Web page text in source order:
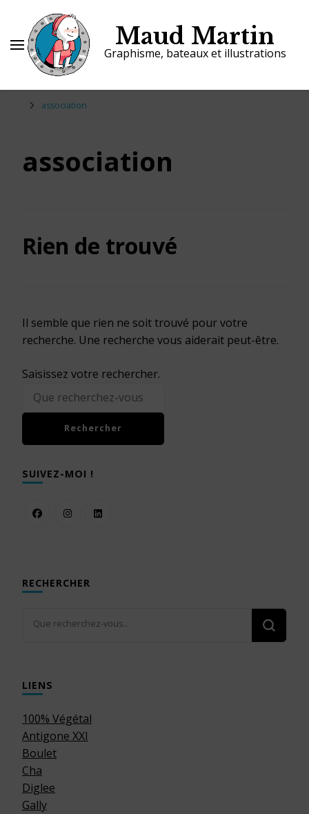
Maud Martin
Graphisme, bateaux et illustrations
association
association
Rien de trouvé
Il semble que rien ne soit trouvé pour votre
recherche. Une recherche vous aiderait peut-être.
Vous
recherchiez
quelque
Saisissez votre rechercher.
SUIVEZ-MOI !
RECHERCHER
Vous
LIENS
100% Végétal
Antigone XXI
Boulet
Cha
Diglee
Gally